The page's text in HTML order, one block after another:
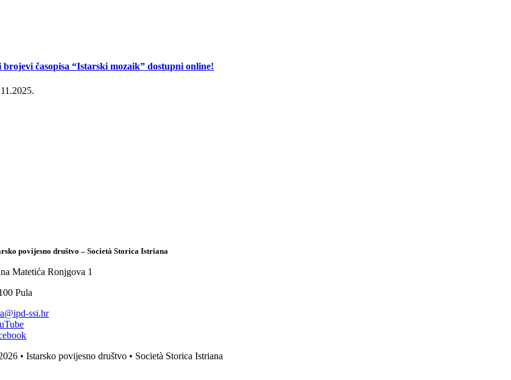
brojevi časopisa “Istarski mozaik” dostupni online!
povijesno društvo – Società Storica Istriana
Matetića Ronjgova 1
Pula
ssi.hr
• Istarsko povijesno društvo • Società Storica Istriana